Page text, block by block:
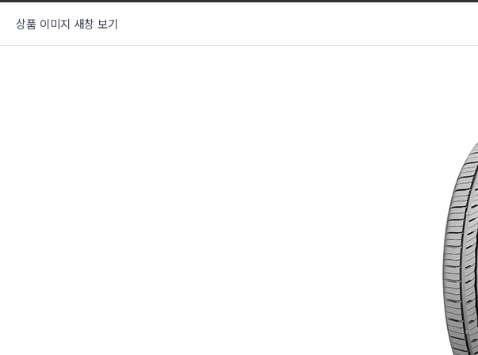
상품 이미지 새창 보기